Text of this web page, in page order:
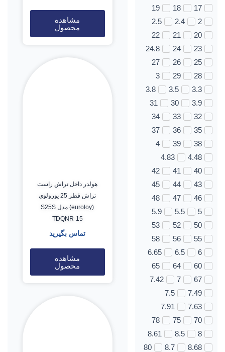
17
18
19
2
2.4
2.5
20
21
22
23
24
24.8
25
26
27
28
29
3
3.3
3.5
3.8
3.9
30
31
32
33
34
35
36
37
38
39
4
4.48
4.83
40
41
42
43
44
45
46
47
48
5
5.5
5.9
50
52
53
55
56
58
6
6.5
6.65
60
64
65
67
7
7.42
7.49
7.5
7.63
7.91
70
75
78
8
8.5
8.61
8.68
8.7
80
مشاهده
محصول
هولدر داخل تراش راست
تراش قطر 25 یورولوی
(euroloy) مدل S25S
TDQNR-15
تماس بگیرید
مشاهده
محصول